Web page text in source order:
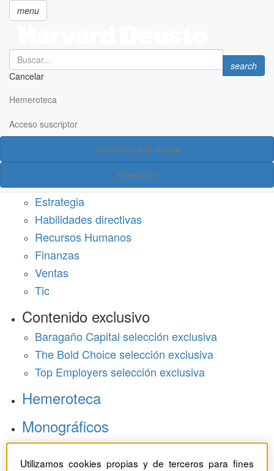
principal
menu
Search
Cancelar
Search
search
Hemeroteca
Acceso suscriptor
Suscríbete a la revista
Newsletter
Acceso suscriptor
Estrategia
Habilidades directivas
Recursos Humanos
Finanzas
Ventas
Tic
Contenido exclusivo
Baragaño Capital selección exclusiva
The Bold Choice selección exclusiva
Top Employers selección exclusiva
Hemeroteca
Monográficos
Dossieres
Utilizamos cookies propias y de terceros para fines